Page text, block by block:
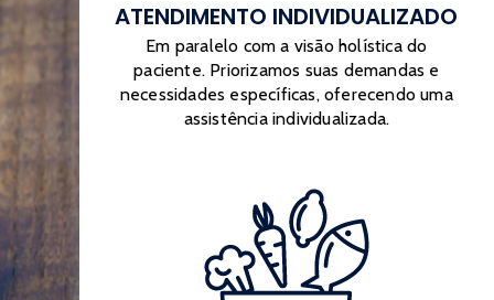
ATENDIMENTO INDIVIDUALIZADO
Em paralelo com a visão holística do
paciente. Priorizamos suas demandas e
necessidades específicas, oferecendo uma
assistência individualizada.